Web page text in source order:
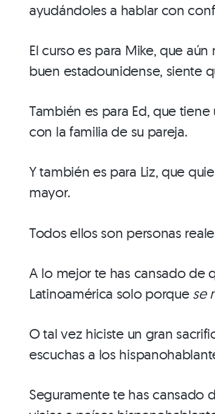
ayudándoles a hablar con
El curso es para Mike, que
buen estadounidense, siente
También es para Ed, que
con la familia de su pareja.
Y también es para Liz, que
mayor.
Todos ellos son personas
A lo mejor te has cansado de
Latinoamérica solo porque se
O tal vez hiciste un gran
escuchas a los
Seguramente te has cansado